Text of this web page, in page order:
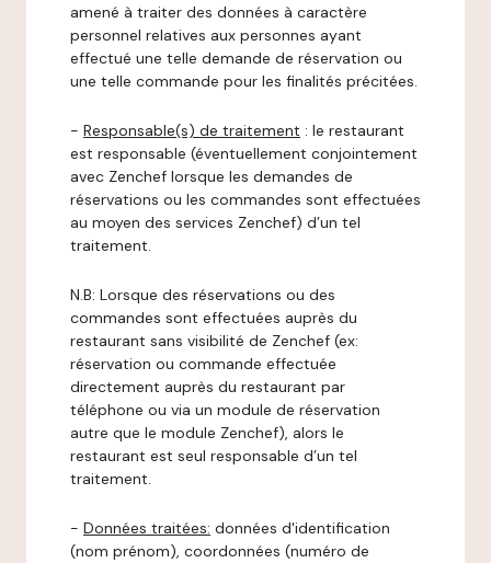
amené à traiter des données à caractère
personnel relatives aux personnes ayant
effectué une telle demande de réservation ou
une telle commande pour les finalités précitées.
- Responsable(s) de traitement : le restaurant
est responsable (éventuellement conjointement
avec Zenchef lorsque les demandes de
réservations ou les commandes sont effectuées
au moyen des services Zenchef) d’un tel
traitement.
N.B: Lorsque des réservations ou des
commandes sont effectuées auprès du
restaurant sans visibilité de Zenchef (ex:
réservation ou commande effectuée
directement auprès du restaurant par
téléphone ou via un module de réservation
autre que le module Zenchef), alors le
restaurant est seul responsable d’un tel
traitement.
- Données traitées: données d'identification
(nom prénom), coordonnées (numéro de